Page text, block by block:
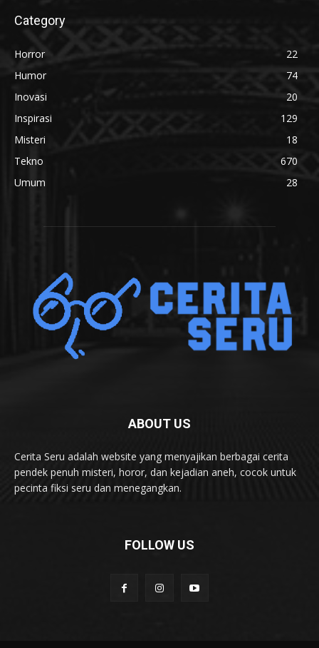
Category
Horror
22
Humor
74
Inovasi
20
Inspirasi
129
Misteri
18
Tekno
670
Umum
28
ABOUT US
Cerita Seru adalah website yang menyajikan berbagai cerita
pendek penuh misteri, horor, dan kejadian aneh, cocok untuk
pecinta fiksi seru dan menegangkan.
FOLLOW US